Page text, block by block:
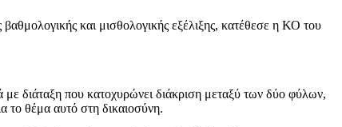
και μισθολογικής εξέλιξης, κατέθεσε η ΚΟ του
διάταξη που κατοχυρώνει διάκριση μεταξύ των δύο φύλων,
το θέμα αυτό στη δικαιοσύνη.